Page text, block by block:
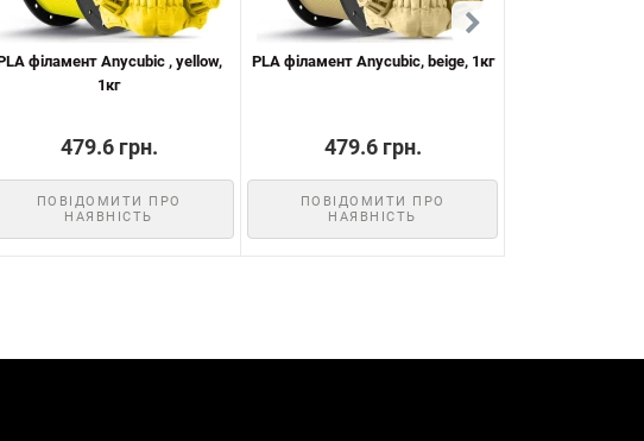
філамент Anycubic , yellow,
1кг
479.6 грн.
ПОВІДОМИТИ ПРО
НАЯВНІСТЬ
PLA філамент Anycubic, beige, 1кг
479.6 грн.
ПОВІДОМИТИ ПРО
НАЯВНІСТЬ